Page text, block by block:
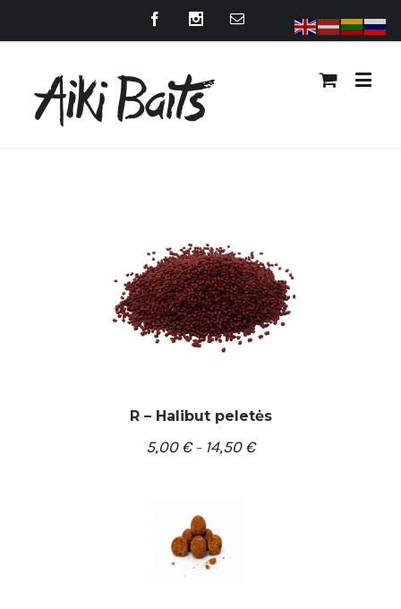
R – Halibut peletės
5,00€– 14,50€